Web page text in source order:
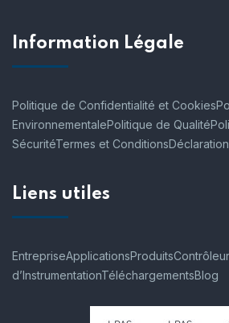
Information Légale
Politique de Confidentialité et Cookies
EnvironnementalePolitique de Qualité
SécuritéTermes et Conditions
Liens utiles
EntrepriseApplicationsProduits
d’InstrumentationTéléchargementsBlog